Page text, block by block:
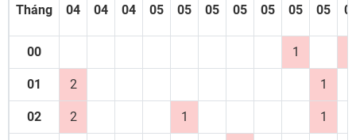
Tháng
04
04
04
05
05
05
05
05
05
05
00 1
01 2 1
02 2 1 1